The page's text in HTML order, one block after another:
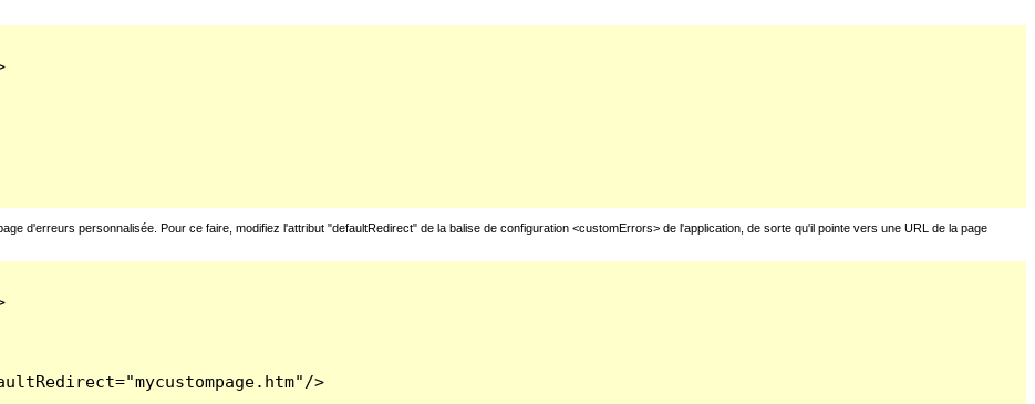
d'erreurs personnalisée. Pour ce faire, modifiez l'attribut "defaultRedirect" de la balise de configuration <customErrors> de l'application, de sorte qu'il pointe vers une URL de la page
>